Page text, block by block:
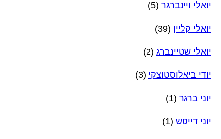
יואלי ויינברגר (5)
יואלי קליין (39)
יואלי שטיינברג (2)
יודי ביאלוסטוצקי (3)
יוני ברגר (1)
יוני דייטש (1)